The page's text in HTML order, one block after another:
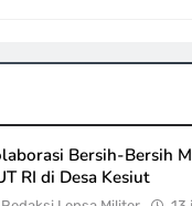
Bersih-Bersih
RI di Desa Kesiut